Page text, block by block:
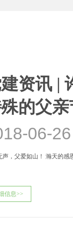
资讯 |
的父
06-26
声，父爱如山！ 瀚天的感
信息>>